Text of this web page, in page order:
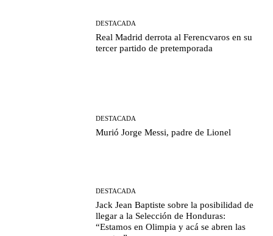
DESTACADA
Real Madrid derrota al Ferencvaros en su
tercer partido de pretemporada
DESTACADA
Murió Jorge Messi, padre de Lionel
DESTACADA
Jack Jean Baptiste sobre la posibilidad de
llegar a la Selección de Honduras:
“Estamos en Olimpia y acá se abren las